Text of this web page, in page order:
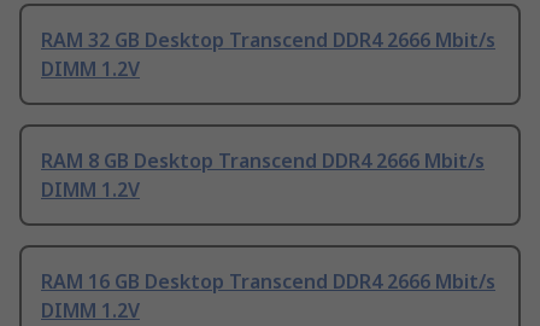
RAM 32 GB Desktop Transcend DDR4 2666 Mbit/s
DIMM 1.2V
RAM 8 GB Desktop Transcend DDR4 2666 Mbit/s
DIMM 1.2V
RAM 16 GB Desktop Transcend DDR4 2666 Mbit/s
DIMM 1.2V